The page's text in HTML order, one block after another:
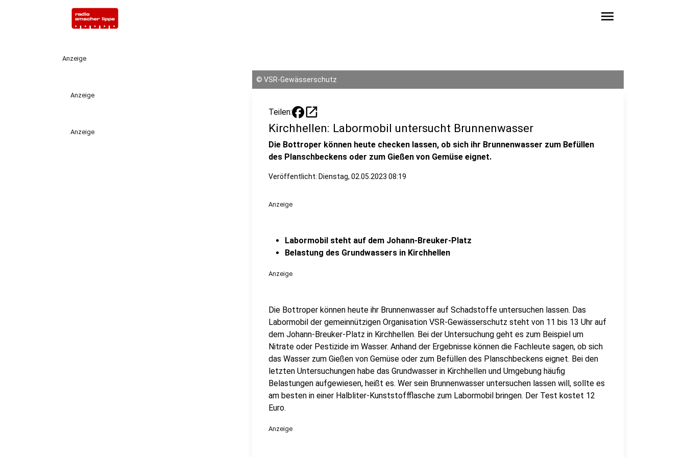
menu
Anzeige
Anzeige
Anzeige
© VSR-Gewässerschutz
Teilen: open_in_new
Kirchhellen: Labormobil untersucht Brunnenwasser
Die Bottroper können heute checken lassen, ob sich ihr Brunnenwasser zum Befüllen
des Planschbeckens oder zum Gießen von Gemüse eignet.
Veröffentlicht: Dienstag, 02.05.2023 08:19
Anzeige
Labormobil steht auf dem Johann-Breuker-Platz
Belastung des Grundwassers in Kirchhellen
Anzeige
Die Bottroper können heute ihr Brunnenwasser auf Schadstoffe untersuchen lassen. Das
Labormobil der gemeinnützigen Organisation VSR-Gewässerschutz steht von 11 bis 13 Uhr auf
dem Johann-Breuker-Platz in Kirchhellen. Bei der Untersuchung geht es zum Beispiel um
Nitrate oder Pestizide im Wasser. Anhand der Ergebnisse können die Fachleute sagen, ob sich
das Wasser zum Gießen von Gemüse oder zum Befüllen des Planschbeckens eignet. Bei den
letzten Untersuchungen habe das Grundwasser in Kirchhellen und Umgebung häufig
Belastungen aufgewiesen, heißt es. Wer sein Brunnenwasser untersuchen lassen will, sollte es
am besten in einer Halbliter-Kunststoffflasche zum Labormobil bringen. Der Test kostet 12
Euro.
Anzeige